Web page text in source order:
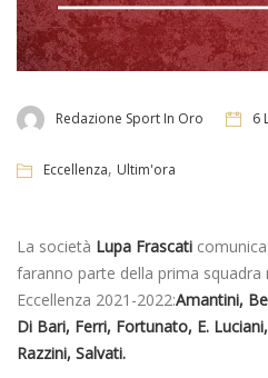
Redazione Sport In Oro 6
Eccellenza, Ultim'ora
La società Lupa Frascati
faranno parte della prima
Eccellenza 2021-2022:Amantini,
Di Bari, Ferri, Fortunato, E.
Razzini, Salvati.